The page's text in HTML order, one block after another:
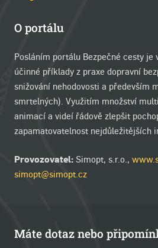
O portálu
Posláním portálu Bezpečné cesty je
účinné příklady z praxe dopravní
snižování nehodovosti a především
smrtelných). Využitím množství
animací a videí řádově zlepšit
zapamatovatelnost nejdůležitějších
Provozovatel: Simopt, s.r.o.,
simopt@simopt.cz
Máte dotaz nebo